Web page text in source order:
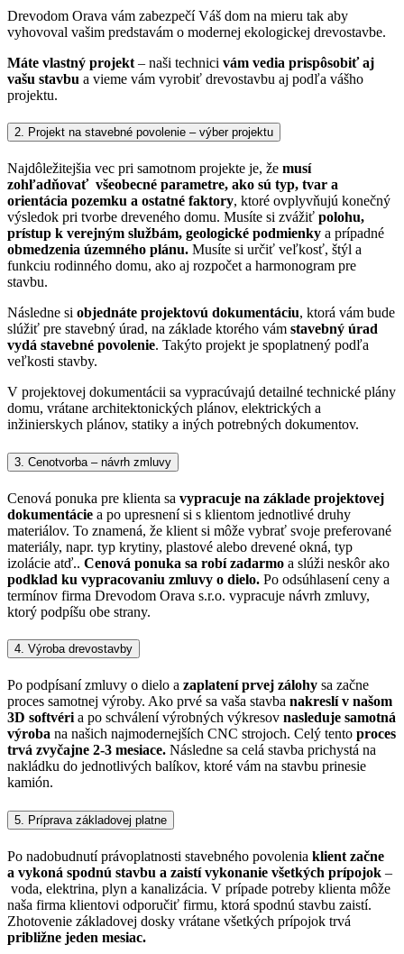
Drevodom Orava vám zabezpečí Váš dom na mieru tak aby
vyhovoval vašim predstavám o modernej ekologickej drevostavbe.
Máte vlastný projekt – naši technici vám vedia prispôsobiť aj
vašu stavbu a vieme vám vyrobiť drevostavbu aj podľa vášho
projektu.
2. Projekt na stavebné povolenie – výber projektu
Najdôležitejšia vec pri samotnom projekte je, že musí
zohľadňovať všeobecné parametre, ako sú typ, tvar a
orientácia pozemku a ostatné faktory, ktoré ovplyvňujú konečný
výsledok pri tvorbe dreveného domu. Musíte si zvážiť polohu,
prístup k verejným službám, geologické podmienky a prípadné
obmedzenia územného plánu. Musíte si určiť veľkosť, štýl a
funkciu rodinného domu, ako aj rozpočet a harmonogram pre
stavbu.
Následne si objednáte projektovú dokumentáciu, ktorá vám bude
slúžiť pre stavebný úrad, na základe ktorého vám stavebný úrad
vydá stavebné povolenie. Takýto projekt je spoplatnený podľa
veľkosti stavby.
V projektovej dokumentácii sa vypracúvajú detailné technické plány
domu, vrátane architektonických plánov, elektrických a
inžinierskych plánov, statiky a iných potrebných dokumentov.
3. Cenotvorba – návrh zmluvy
Cenová ponuka pre klienta sa vypracuje na základe projektovej
dokumentácie a po upresnení si s klientom jednotlivé druhy
materiálov. To znamená, že klient si môže vybrať svoje preferované
materiály, napr. typ krytiny, plastové alebo drevené okná, typ
izolácie atď.. Cenová ponuka sa robí zadarmo a slúži neskôr ako
podklad ku vypracovaniu zmluvy o dielo. Po odsúhlasení ceny a
termínov firma Drevodom Orava s.r.o. vypracuje návrh zmluvy,
ktorý podpíšu obe strany.
4. Výroba drevostavby
Po podpísaní zmluvy o dielo a zaplatení prvej zálohy sa začne
proces samotnej výroby. Ako prvé sa vaša stavba nakreslí v našom
3D softvéria po schválení výrobných výkresov nasleduje samotná
výroba na našich najmodernejších CNC strojoch. Celý tento proces
trvá zvyčajne 2-3 mesiace. Následne sa celá stavba prichystá na
nakládku do jednotlivých balíkov, ktoré vám na stavbu prinesie
kamión.
5. Príprava základovej platne
Po nadobudnutí právoplatnosti stavebného povolenia klient začne
a vykoná spodnú stavbu a zaistí vykonanie všetkých prípojok –
voda, elektrina, plyn a kanalizácia. V prípade potreby klienta môže
naša firma klientovi odporučiť firmu, ktorá spodnú stavbu zaistí.
Zhotovenie základovej dosky vrátane všetkých prípojok trvá
približne jeden mesiac.